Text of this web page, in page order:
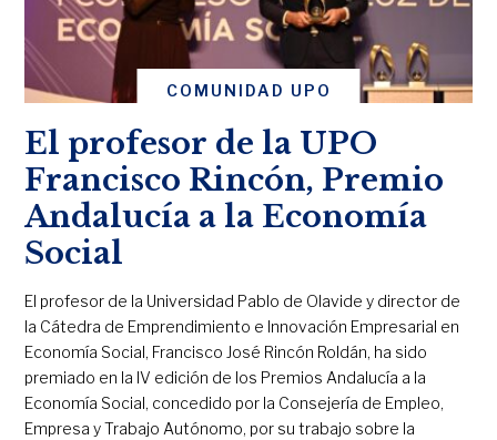
COMUNIDAD UPO
El profesor de la UPO
Francisco Rincón, Premio
Andalucía a la Economía
Social
El profesor de la Universidad Pablo de Olavide y director de
la Cátedra de Emprendimiento e Innovación Empresarial en
Economía Social, Francisco José Rincón Roldán, ha sido
premiado en la IV edición de los Premios Andalucía a la
Economía Social, concedido por la Consejería de Empleo,
Empresa y Trabajo Autónomo, por su trabajo sobre la